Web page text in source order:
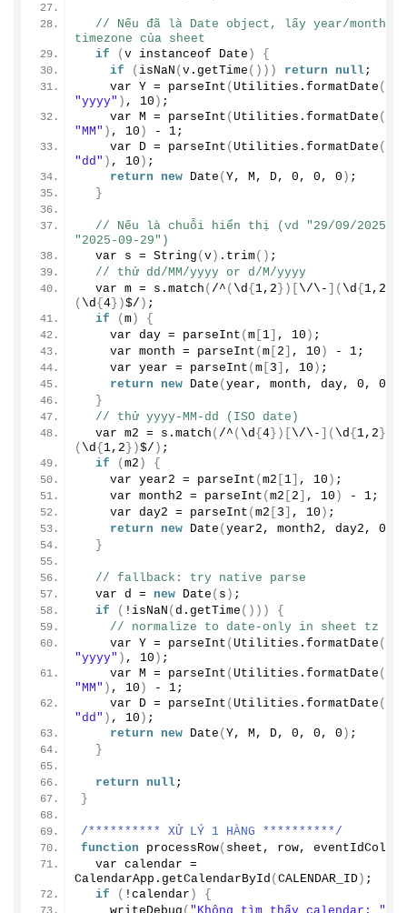
// Nếu đã là Date object, lấy year/month/
timezone của sheet
if
( v instanceof Date )
{
if
( isNaN ( v. getTime ())) return null;
    var Y =
parseInt ( Utilities. formatDate (
"yyyy" ) , 10 ) ;
    var M =
parseInt ( Utilities. formatDate (
"MM" ) , 10 ) - 1;
    var D =
parseInt ( Utilities. formatDate (
"dd" ) , 10 ) ;
return
new Date ( Y, M, D, 0 , 0 , 0 ) ;
}
// Nếu là chuỗi hiển thị (vd "29/09/2025"
"2025-09-29")
  var s =
String ( v ) . trim() ;
// thử dd/MM/yyyy or d/M/yyyy
  var m = s.
match ( /^ ( \d{ 1, 2 })[ \/\- ]( \d{ 1, 2
( \d{ 4 })$/ ) ;
if
( m )
{
    var day =
parseInt ( m 1 , 10 ) ;
    var month =
parseInt ( m 2 , 10 ) - 1;
    var year =
parseInt ( m 3 , 10 ) ;
return
new Date ( year, month, day, 0 , 0
}
// thử yyyy-MM-dd (ISO date)
  var m2 = s.
match ( /^ ( \d{ 4 })[ \/\- ]( \d{ 1, 2 })[
( \d{ 1, 2 })$/ ) ;
if
( m2 )
{
    var year2 =
parseInt ( m2 1 , 10 ) ;
    var month2 =
parseInt ( m2 2 , 10 ) - 1;
    var day2 =
parseInt ( m2 3 , 10 ) ;
return
new Date ( year2, month2, day2, 0
}
// fallback: try native parse
  var d =
new Date ( s ) ;
if
( ! isNaN ( d. getTime ()))
{
// normalize to date-only in sheet tz
    var Y =
parseInt ( Utilities. formatDate (
"yyyy" ) , 10 ) ;
    var M =
parseInt ( Utilities. formatDate (
"MM" ) , 10 ) - 1;
    var D =
parseInt ( Utilities. formatDate (
"dd" ) , 10 ) ;
return
new Date ( Y, M, D, 0 , 0 , 0 ) ;
}
return null;
}
/********** XỬ LÝ 1 HÀNG **********/
function
processRow( sheet, row, eventIdCol
  var calendar =
CalendarApp. getCalendarById ( CALENDAR_ID ) ;
if
( !calendar )
{